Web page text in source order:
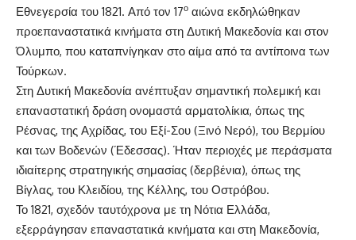
Εθνεγερσία του 1821. Από τον 17ο αιώνα εκδηλώθηκαν
προεπαναστατικά κινήματα στη Δυτική Μακεδονία και στον
Όλυμπο, που καταπνίγηκαν στο αίμα από τα αντίποινα των
Τούρκων.
Στη Δυτική Μακεδονία ανέπτυξαν σημαντική πολεμική και
επαναστατική δράση ονομαστά αρματολίκια, όπως της
Ρέσνας, της Αχρίδας, του Εξί-Σου (Ξινό Νερό), του Βερμίου
και των Βοδενών (Έδεσσας). Ήταν περιοχές με περάσματα
ιδιαίτερης στρατηγικής σημασίας (δερβένια), όπως της
Βίγλας, του Κλειδίου, της Κέλλης, του Οστρόβου.
Το 1821, σχεδόν ταυτόχρονα με τη Νότια Ελλάδα,
εξερράγησαν επαναστατικά κινήματα και στη Μακεδονία,